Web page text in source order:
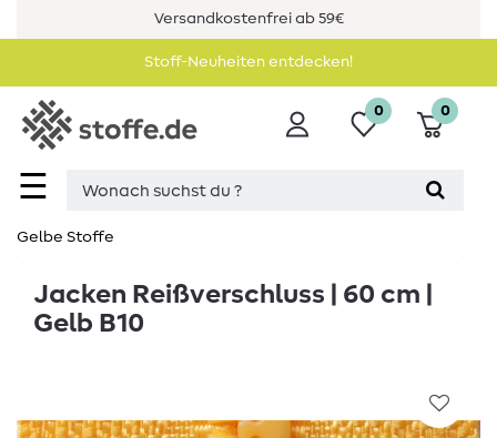
Versandkostenfrei ab 59€
Stoff-Neuheiten entdecken!
☰
0 0
Gelbe Stoffe
Jacken Reißverschluss | 60 cm |
Gelb B10